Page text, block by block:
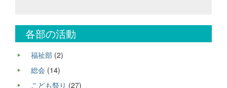
各部の活動
福祉部 (2)
総会 (14)
こども祭り (27)